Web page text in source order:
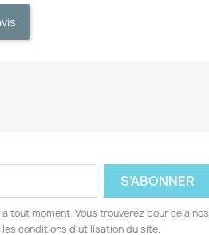
tout moment. Vous trouverez pour cela nos
conditions d'utilisation du site.